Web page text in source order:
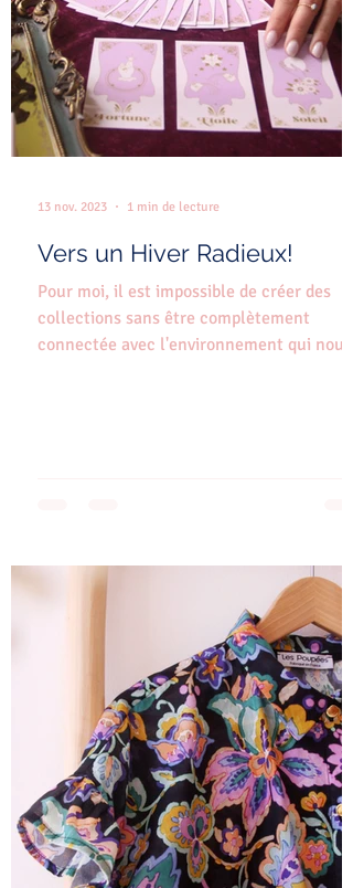
Vers un Hiver Radieux!
Pour moi, il est impossible de créer des
collections sans être complètement
connectée avec l'environnement qui nous
13 nov. 2023 1 min de lecture